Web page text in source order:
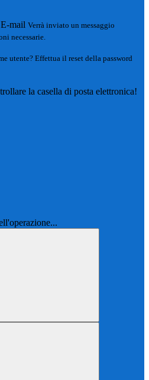
E-mail Verrà inviato un messaggio
necessarie.
utente? Effettua il reset della password
la casella di posta elettronica!